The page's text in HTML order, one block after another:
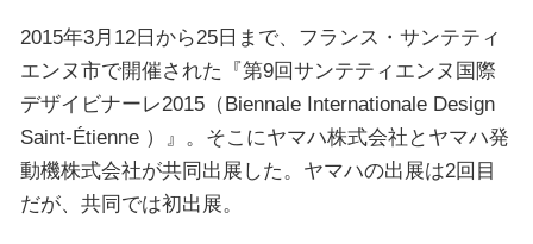
2015年3月12日から25日まで、フランス・サンテティ
エンヌ市で開催された『第9回サンテティエンヌ国際
デザイビナーレ2015（Biennale Internationale Design
Saint-Étienne ）』。そこにヤマハ株式会社とヤマハ発
動機株式会社が共同出展した。ヤマハの出展は2回目
だが、共同では初出展。